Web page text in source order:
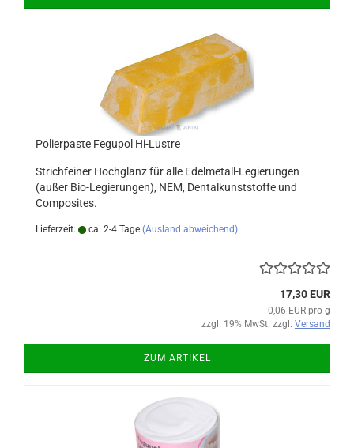
Polierpaste Fegupol Hi-Lustre
Strichfeiner Hochglanz für alle Edelmetall-Legierungen
(außer Bio-Legierungen), NEM, Dentalkunststoffe und
Composites.
Lieferzeit: ca. 2-4 Tage (Ausland abweichend)
17,30 EUR
0,06 EUR pro g
zzgl. 19% MwSt. zzgl. Versand
ZUM ARTIKEL